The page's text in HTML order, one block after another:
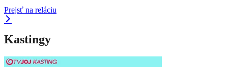
Prejsť na reláciu
Kastingy